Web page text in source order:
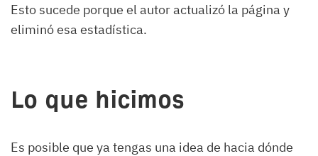
Esto sucede porque el autor actualizó la página y
eliminó esa estadística.
Lo que hicimos
Es posible que ya tengas una idea de hacia dónde